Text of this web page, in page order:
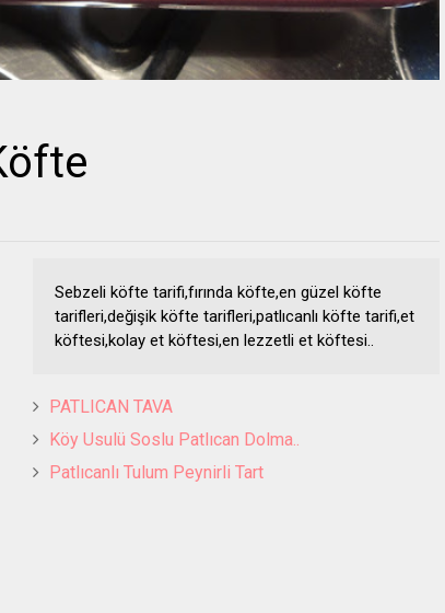
Sebzeli köfte tarifi,fırında köfte,en güzel köfte
tarifleri,değişik köfte tarifleri,patlıcanlı köfte tarifi,et
köftesi,kolay et köftesi,en lezzetli et köftesi..
PATLICAN TAVA
Köy Usulü Soslu Patlıcan Dolma..
Patlıcanlı Tulum Peynirli Tart